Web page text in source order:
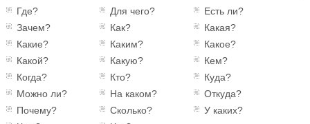
Где? Для чего?
Есть ли?
Зачем?
Как?
Какая?
Какие?
Каким?
Какое?
Какой?
Какую?
Кем?
Когда?
Кто?
Куда?
Можно ли?
На каком?
Откуда?
Почему?
Сколько?
У каких?